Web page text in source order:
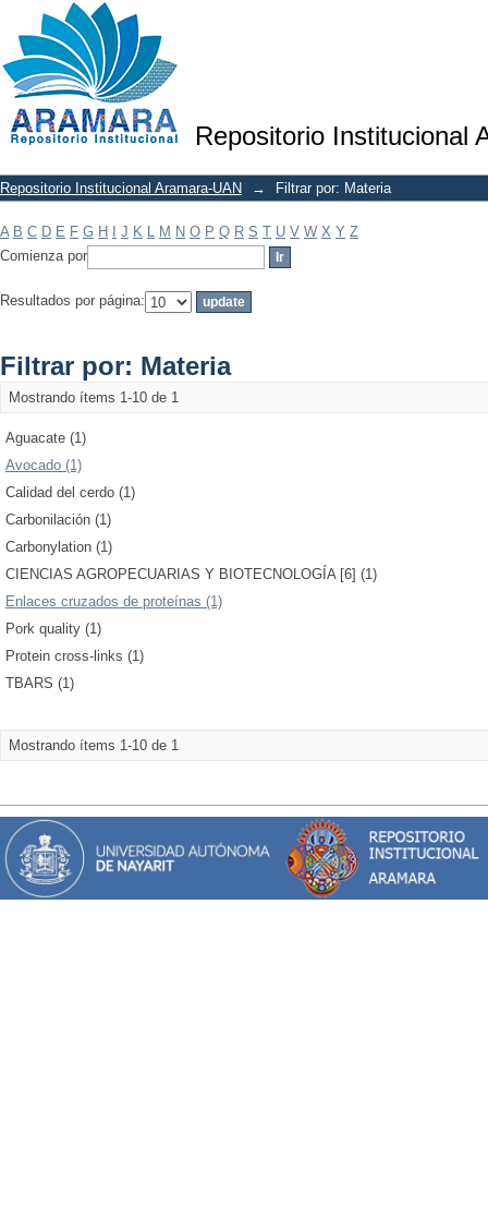
Repositorio Institucional
Filtrar por: Materia
Repositorio Institucional Aramara-UAN → Filtrar por: Materia
A B C D E F G H J K L M N O P Q R S T U V W X Y Z
Comienza por
Resultados por página:
Filtrar por: Materia
Mostrando ítems 1-10 de 1
Aguacate (1)
Avocado (1)
Calidad del cerdo (1)
Carbonilación (1)
Carbonylation (1)
CIENCIAS AGROPECUARIAS Y BIOTECNOLOGÍA [6] (1)
Enlaces cruzados de proteínas (1)
Pork quality (1)
Protein cross-links (1)
TBARS (1)
Mostrando ítems 1-10 de 1